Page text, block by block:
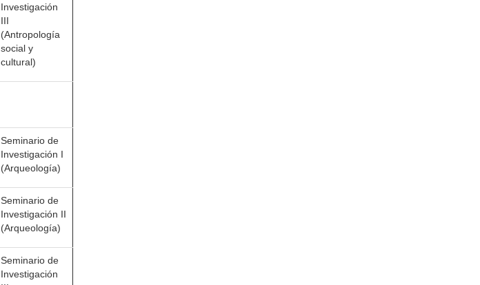
Investigación
III
(Antropología
social y
cultural)
Seminario de
Investigación I
(Arqueología)
Seminario de
Investigación II
(Arqueología)
Seminario de
Investigación